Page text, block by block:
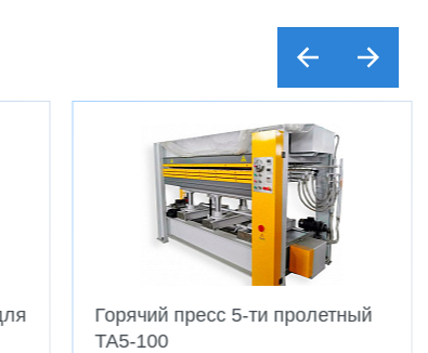
Горячий пресс 5-ти пролетный
TA5-100